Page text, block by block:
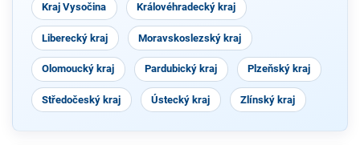
Kraj Vysočina Královéhradecký kraj
Liberecký kraj Moravskoslezský kraj
Olomoucký kraj Pardubický kraj Plzeňský kraj
Středočeský kraj Ústecký kraj Zlínský kraj